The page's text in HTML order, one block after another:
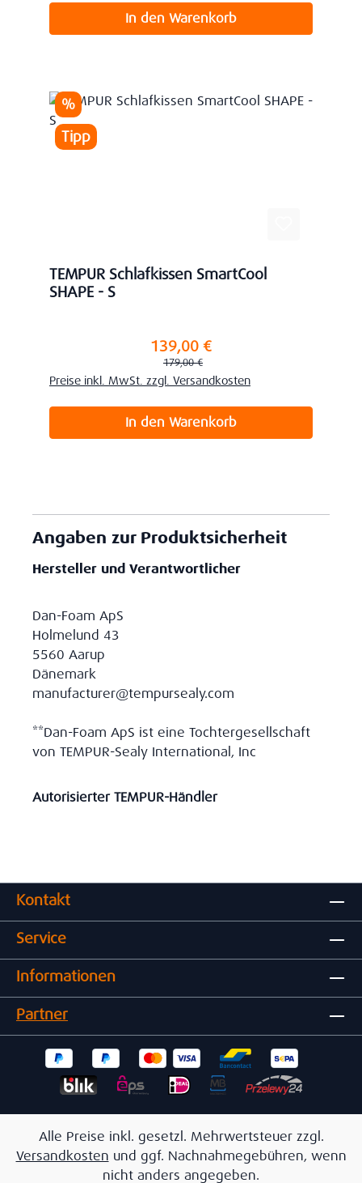
In den Warenkorb
Rabatt
%
Tipp
TEMPUR Schlafkissen SmartCool
SHAPE - S
139,00 €
Regulärer Preis:
179,00 €
Preise inkl. MwSt. zzgl. Versandkosten
In den Warenkorb
Angaben zur Produktsicherheit
Hersteller und Verantwortlicher
Dan-Foam ApS
Holmelund 43
5560 Aarup
Dänemark
manufacturer@tempursealy.com
**Dan-Foam ApS ist eine Tochtergesellschaft
von TEMPUR-Sealy International, Inc
Autorisierter TEMPUR-Händler
Kontakt
Service
Informationen
Partner
Alle Preise inkl. gesetzl. Mehrwertsteuer zzgl.
Versandkosten und ggf. Nachnahmegebühren, wenn
nicht anders angegeben.